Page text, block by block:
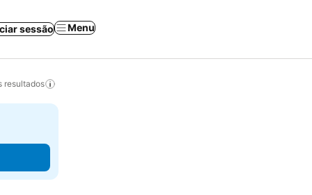
sessão Menu
resultados